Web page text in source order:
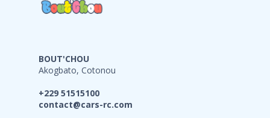
BOUT'CHOU
Akogbato, Cotonou
+229 51515100
contact@cars-rc.com